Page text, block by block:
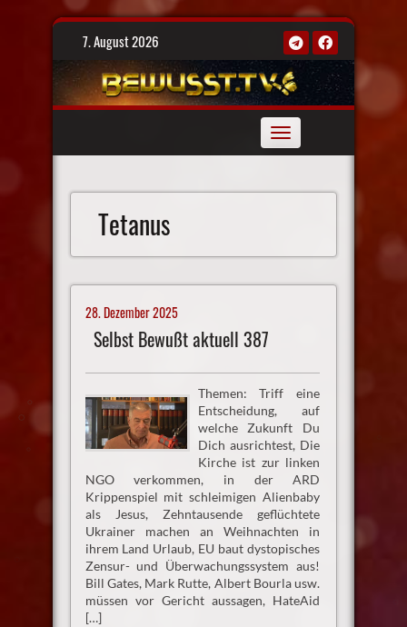
Skip
7. August 2026
Toggle
navigation
Tetanus
28. Dezember 2025
Selbst Bewußt aktuell 387
Themen: Triff eine
Entscheidung, auf
welche Zukunft Du
Dich ausrichtest, Die
Kirche ist zur linken
NGO verkommen, in der ARD
Krippenspiel mit schleimigen Alienbaby
als Jesus, Zehntausende geflüchtete
Ukrainer machen an Weihnachten in
ihrem Land Urlaub, EU baut dystopisches
Zensur- und Überwachungssystem aus!
Bill Gates, Mark Rutte, Albert Bourla usw.
müssen vor Gericht aussagen, HateAid
[…]